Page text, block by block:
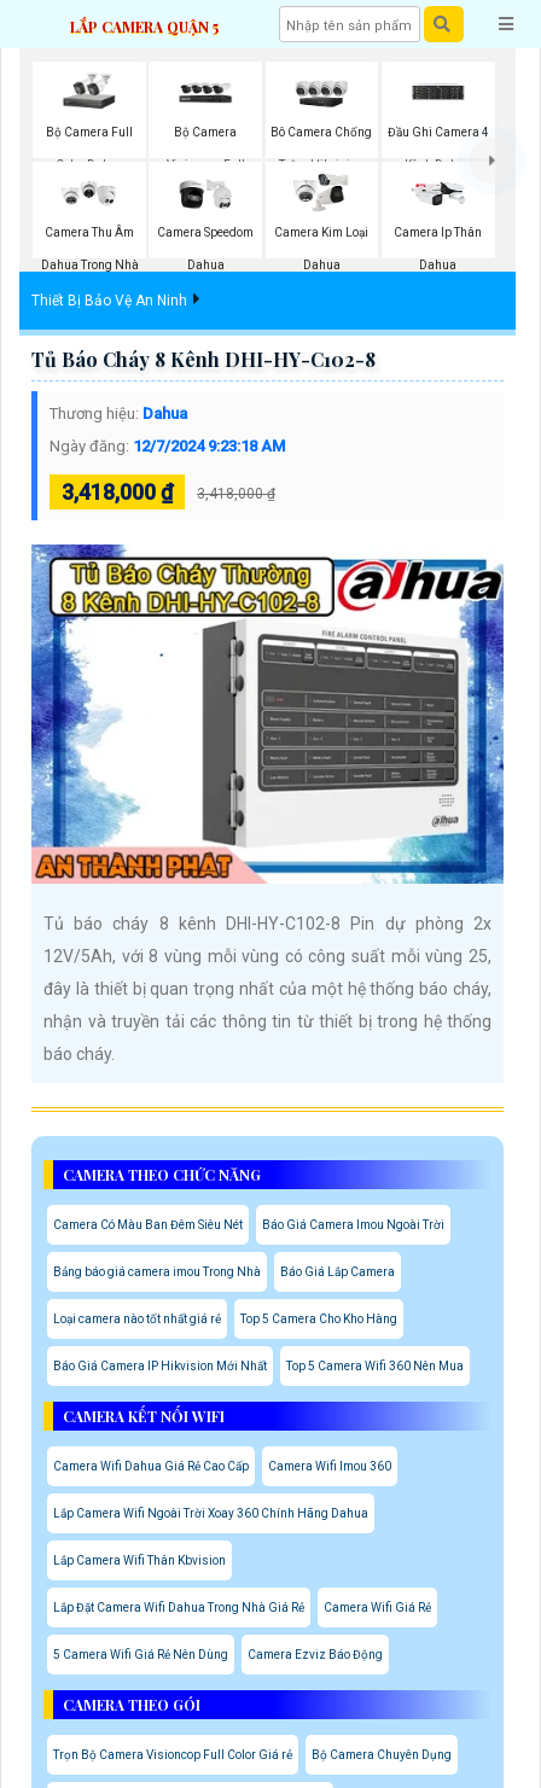
LẮP CAMERA QUẬN 5
Bộ Camera Full
Color Dahua
Bộ Camera
Visioncop Full
Color
Bô Camera Chống
Trộm Hikvision
Đầu Ghi Camera 4
Kênh Dahua
Camera Thu Âm
Dahua Trong Nhà
Camera Speedom
Dahua
Camera Kim Loại
Dahua
Camera Ip Thân
Dahua
Thiết Bị Bảo Vệ An Ninh
Tủ Báo Cháy 8 Kênh DHI-HY-C102-8
Thương hiệu: Dahua
Ngày đăng: 12/7/2024 9:23:18 AM
3,418,000 ₫ 3,418,000 ₫
Tủ báo cháy 8 kênh DHI-HY-C102-8 Pin dự phòng 2x
12V/5Ah, với 8 vùng mỗi vùng có công suất mỗi vùng 25,
đây là thiết bị quan trọng nhất của một hệ thống báo cháy,
nhận và truyền tải các thông tin từ thiết bị trong hệ thống
báo cháy.
CAMERA THEO CHỨC NĂNG
Camera Có Màu Ban Đêm Siêu Nét Báo Giá Camera Imou Ngoài Trời
Bảng báo giá camera imou Trong Nhà Báo Giá Lắp Camera
Loại camera nào tốt nhất giá rẻ Top 5 Camera Cho Kho Hàng
Báo Giá Camera IP Hikvision Mới Nhất Top 5 Camera Wifi 360 Nên Mua
CAMERA KẾT NỐI WIFI
Camera Wifi Dahua Giá Rẻ Cao Cấp Camera Wifi Imou 360
Lắp Camera Wifi Ngoài Trời Xoay 360 Chính Hãng Dahua
Lắp Camera Wifi Thân Kbvision
Lắp Đặt Camera Wifi Dahua Trong Nhà Giá Rẻ Camera Wifi Giá Rẻ
5 Camera Wifi Giá Rẻ Nên Dùng Camera Ezviz Báo Động
CAMERA THEO GÓI
Trọn Bộ Camera Visioncop Full Color Giá rẻ Bộ Camera Chuyên Dụng